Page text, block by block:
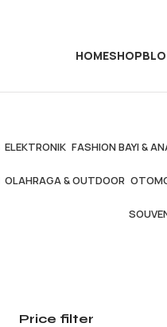
HOMESHOP
ELEKTRONIK FASHION BAYI &
OLAHRAGA & OUTDOOR
Price filter